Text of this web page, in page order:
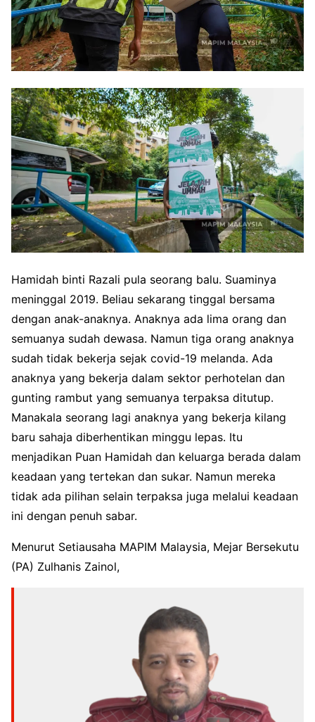
Hamidah binti Razali pula seorang balu. Suaminya
meninggal 2019. Beliau sekarang tinggal bersama
dengan anak-anaknya. Anaknya ada lima orang dan
semuanya sudah dewasa. Namun tiga orang anaknya
sudah tidak bekerja sejak covid-19 melanda. Ada
anaknya yang bekerja dalam sektor perhotelan dan
gunting rambut yang semuanya terpaksa ditutup.
Manakala seorang lagi anaknya yang bekerja kilang
baru sahaja diberhentikan minggu lepas. Itu
menjadikan Puan Hamidah dan keluarga berada dalam
keadaan yang tertekan dan sukar. Namun mereka
tidak ada pilihan selain terpaksa juga melalui keadaan
ini dengan penuh sabar.
Menurut Setiausaha MAPIM Malaysia, Mejar Bersekutu
(PA) Zulhanis Zainol,